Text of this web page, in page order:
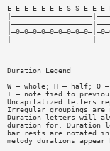
E E E E E E E S S E E E
Duration Legend
———————————————
W — whole; H — half; Q
+ — note tied to
Uncapitalized letters
Irregular groupings are
Duration letters will
duration for. Duration
bar rests are notated
melody durations